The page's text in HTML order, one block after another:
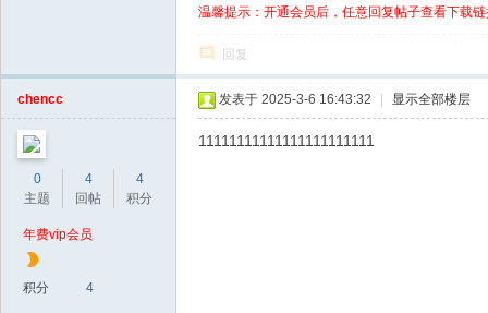
温馨提示：开通会员后，任意回复帖子查看下载
回复
chencc
0
主题
4
回帖
4
积分
年费vip会员
积分 4
发表于 2025-3-6 16:43:32 显示全部楼层
11111111111111111111111